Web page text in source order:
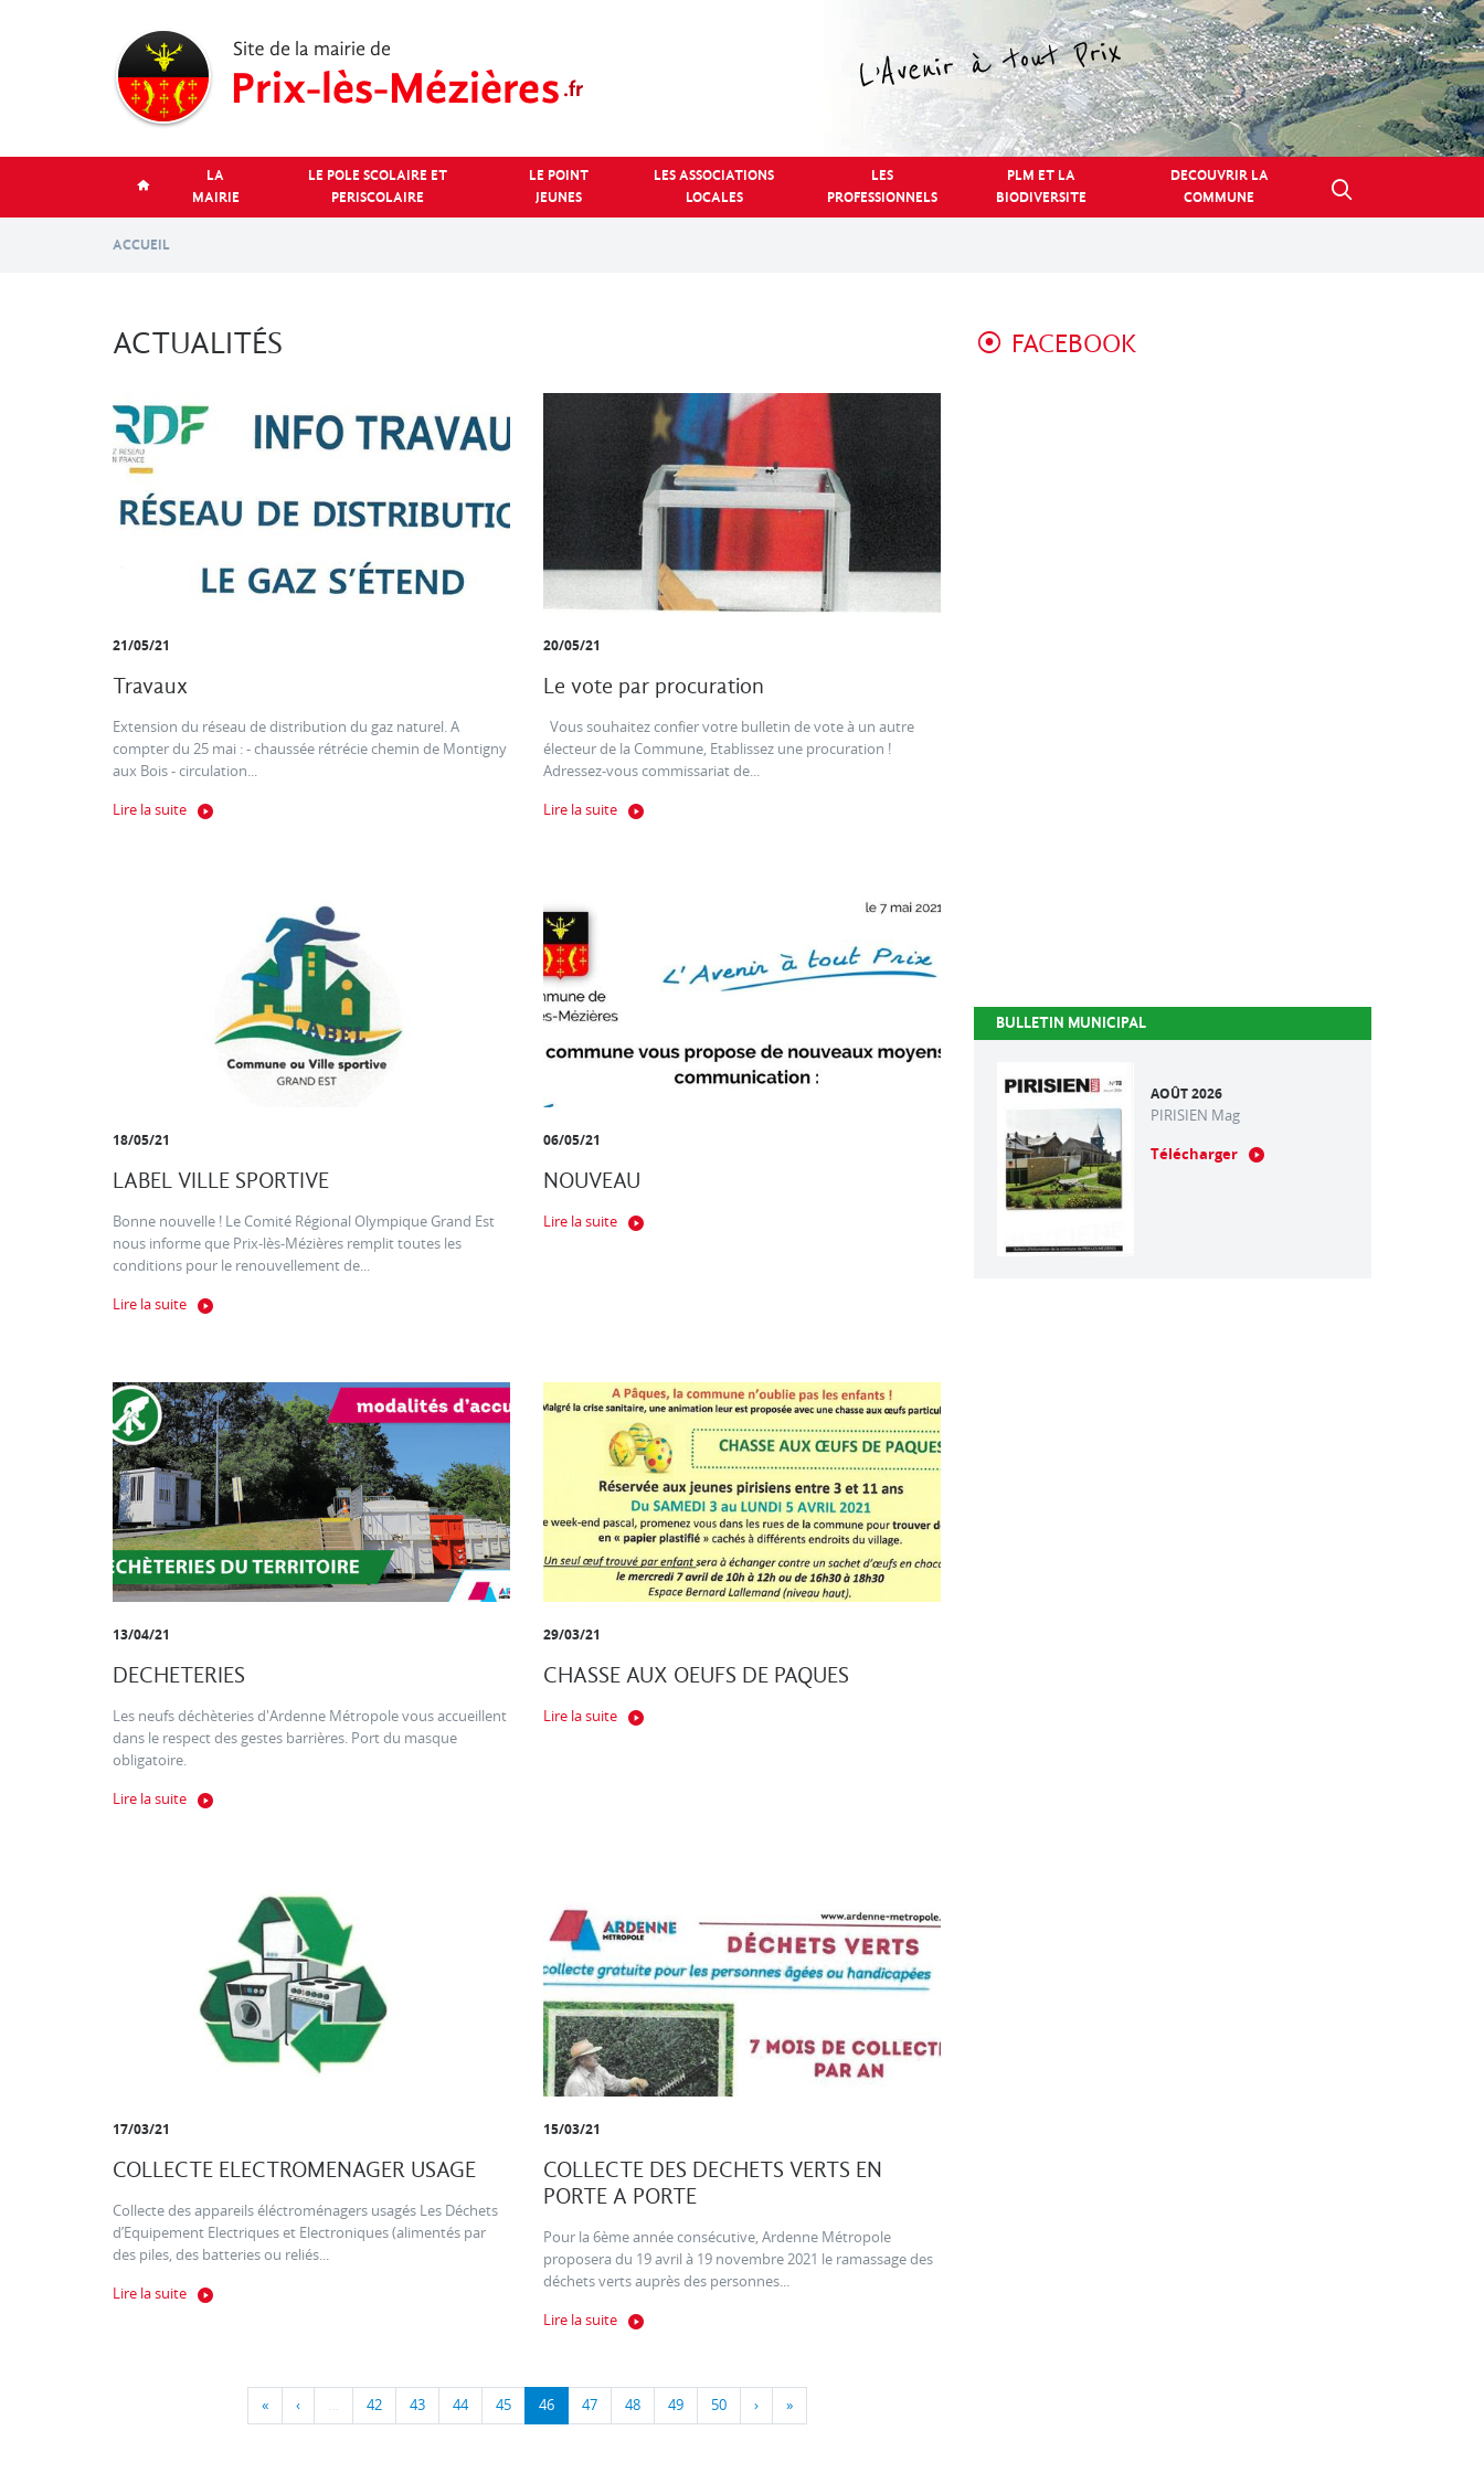
LA
MAIRIE
LE POLE SCOLAIRE ET
PERISCOLAIRE
LE POINT
JEUNES
LES ASSOCIATIONS
LOCALES
LES
PROFESSIONNELS
PLM ET LA
BIODIVERSITE
DECOUVRIR LA
COMMUNE
ACCUEIL
ACTUALITÉS
21/05/21
Travaux
Extension du réseau de distribution du gaz naturel. A
compter du 25 mai : - chaussée rétrécie chemin de Montigny
aux Bois - circulation...
Lire la suite
20/05/21
Le vote par procuration
Vous souhaitez confier votre bulletin de vote à un autre
électeur de la Commune, Etablissez une procuration !
Adressez-vous commissariat de...
Lire la suite
18/05/21
LABEL VILLE SPORTIVE
Bonne nouvelle ! Le Comité Régional Olympique Grand Est
nous informe que Prix-lès-Mézières remplit toutes les
conditions pour le renouvellement de...
Lire la suite
06/05/21
NOUVEAU
Lire la suite
13/04/21
DECHETERIES
Les neufs déchèteries d'Ardenne Métropole vous accueillent
dans le respect des gestes barrières. Port du masque
obligatoire.
Lire la suite
29/03/21
CHASSE AUX OEUFS DE PAQUES
Lire la suite
17/03/21
COLLECTE ELECTROMENAGER USAGE
Collecte des appareils éléctroménagers usagés Les Déchets
d’Equipement Electriques et Electroniques (alimentés par
des piles, des batteries ou reliés...
Lire la suite
15/03/21
COLLECTE DES DECHETS VERTS EN
PORTE A PORTE
Pour la 6ème année consécutive, Ardenne Métropole
proposera du 19 avril à 19 novembre 2021 le ramassage des
déchets verts auprès des personnes...
Lire la suite
« ‹ … 42 43 44 45 46 47 48 49 50 › »
FACEBOOK
BULLETIN MUNICIPAL
AOÛT 2026
PIRISIEN Mag
Télécharger